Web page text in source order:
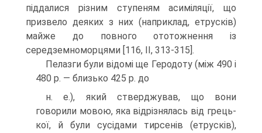
піддалися різним ступеням асиміляції, що
призвело деяких з них (наприклад, етрусків)
майже до повного ототожнен­ня із
середземноморцями [116, II, 313-315].
Пелазги були відомі ще Геродоту (між 490 і
480 р. — близько 425 р. до
н. е.), який стверджував, що вони
говорили мовою, яка відрізнялась від грець­
кої, й були сусідами тирсенів (етрусків),